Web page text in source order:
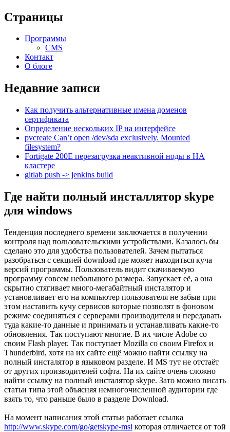
Страницы
Программы
CMS
Контакт
О блоге
Недавние записи
Как получить альтернативные имена доменов
сертификата
Определение нескольких IP на интерфейсе
pvcreate Can’t open /dev/sda exclusively. Mounted
filesystem?
Fortigate 200E перезагрузка неактивной ноды в HA
кластере
gitlab push -> jenkins build
Где найти полный инсталлятор skype
для windows
Тенденция последнего времени заключается в получении
контроля над пользовательскими устройствами. Казалось бы
сделано это для удобства пользователей. Зачем пытаться
разобраться с секцией download где может находиться куча
версий программы. Пользователь видит скачиваемую
программу совсем небольшого размера. Запускает её, а она
скрытно стягивает много-мегабайтный инсталятор и
установливает его на компьютер пользователя не забыв при
этом наставить кучу сервисов которые позволят в фоновом
режиме соединяться с серверами производителя и передавать
туда какие-то данные и принимать и устанавливать какие-то
обновления. Так поступают многие. В их числе Adobe со
своим Flash player. Так поступает Mozilla со своим Firefox и
Thunderbird, хотя на их сайте ещё можно найти ссылку на
полный инсталятор в языковом разделе. И MS тут не отстаёт
от других производителей софта. На их сайте очень сложно
найти ссылку на полный инсталятор skype. Зато можно писать
статьи типа этой объясняя немногочисленной аудитории где
взять то, что раньше было в разделе Download.
На момент написания этой статьи работает ссылка
http://www.skype.com/go/getskype-msi которая отличается от той